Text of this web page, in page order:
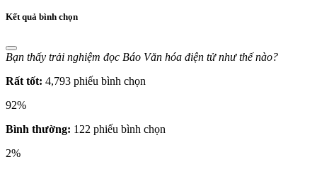
Kết quả bình chọn
Bạn thấy trải nghiệm đọc Báo Văn hóa điện tử như thế nào?
Rất tốt: 4,793 phiếu bình chọn
92%
Bình thường: 122 phiếu bình chọn
2%